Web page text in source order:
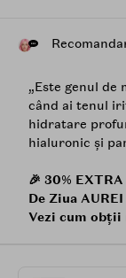
„Este genul de
când ai tenul
hidratare
hialuronic și
🎉 30%
De Ziua AUREI
Vezi cum obții